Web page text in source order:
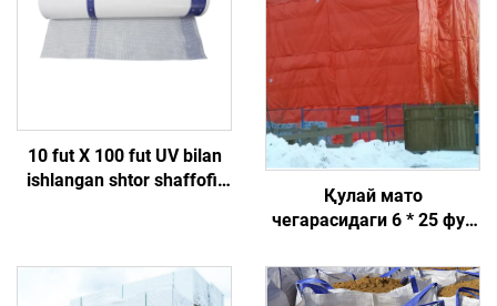
10 fut X 100 fut UV bilan
ishlangan shtor shaffofi,
etilen matosidan yasalgan
Қулай мато
чегарасидаги 6 * 25 фут
терминатор пуштининг
иштирокида ишланган